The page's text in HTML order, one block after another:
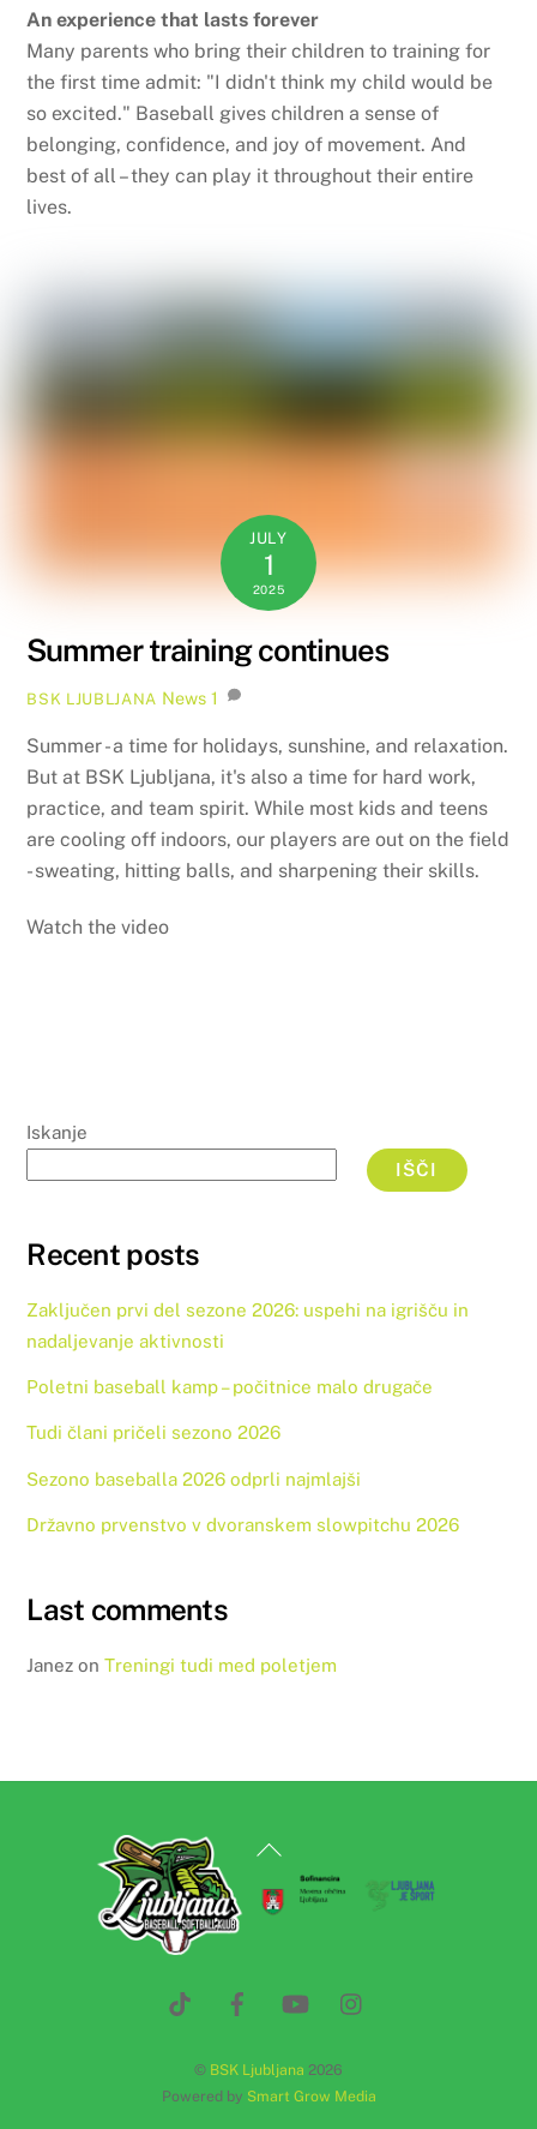
An experience that lasts forever
Many parents who bring their children to training for
the first time admit: "I didn't think my child would be
so excited." Baseball gives children a sense of
belonging, confidence, and joy of movement. And
best of all – they can play it throughout their entire
lives.
JULY
1
2025
Summer training continues
BSK LJUBLJANA News 1
Summer - a time for holidays, sunshine, and relaxation.
But at BSK Ljubljana, it's also a time for hard work,
practice, and team spirit. While most kids and teens
are cooling off indoors, our players are out on the field
- sweating, hitting balls, and sharpening their skills.
Watch the video
Iskanje
IŠČI
Recent posts
Zaključen prvi del sezone 2026: uspehi na igrišču in
nadaljevanje aktivnosti
Poletni baseball kamp – počitnice malo drugače
Tudi člani pričeli sezono 2026
Sezono baseballa 2026 odprli najmlajši
Državno prvenstvo v dvoranskem slowpitchu 2026
Last comments
Janez onTreningi tudi med poletjem
Back
Top
© BSK Ljubljana 2026
Powered by Smart Grow Media